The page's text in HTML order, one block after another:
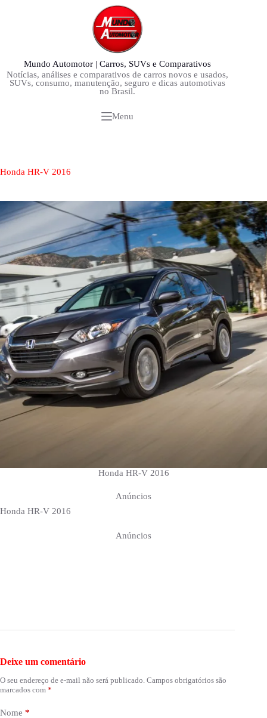
Mundo Automotor | Carros, SUVs e Comparativos
Notícias, análises e comparativos de carros novos e usados,
SUVs, consumo, manutenção, seguro e dicas automotivas
no Brasil.
Menu
Honda HR-V 2016
Honda HR-V 2016
Anúncios
Honda HR-V 2016
Anúncios
Deixe um comentário
O seu endereço de e-mail não será publicado. Campos obrigatórios são
marcados com *
Nome *